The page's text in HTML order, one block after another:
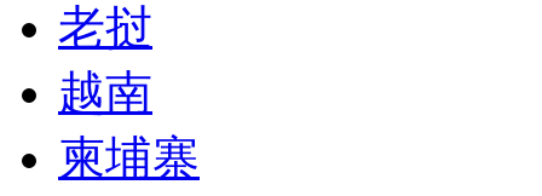
老挝
越南
柬埔寨